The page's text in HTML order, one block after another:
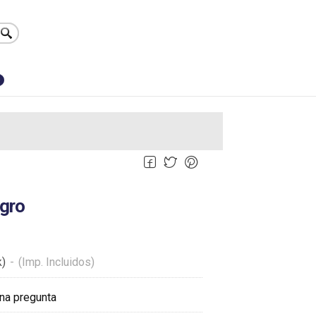
- (Imp. Incluidos)
pregunta